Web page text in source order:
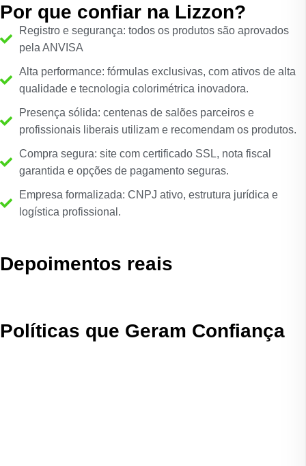
Por que confiar na Lizzon?
Registro e segurança: todos os produtos são aprovados
pela ANVISA
Alta performance: fórmulas exclusivas, com ativos de alta
qualidade e tecnologia colorimétrica inovadora.
Presença sólida: centenas de salões parceiros e
profissionais liberais utilizam e recomendam os produtos.
Compra segura: site com certificado SSL, nota fiscal
garantida e opções de pagamento seguras.
Empresa formalizada: CNPJ ativo, estrutura jurídica e
logística profissional.
Depoimentos reais
Políticas que Geram Confiança